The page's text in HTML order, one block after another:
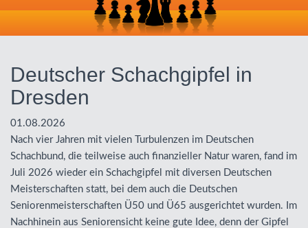
Deutscher Schachgipfel in
Dresden
01.08.2026
Nach vier Jahren mit vielen Turbulenzen im Deutschen
Schachbund, die teilweise auch finanzieller Natur waren, fand im
Juli 2026 wieder ein Schachgipfel mit diversen Deutschen
Meisterschaften statt, bei dem auch die Deutschen
Seniorenmeisterschaften Ü50 und Ü65 ausgerichtet wurden. Im
Nachhinein aus Seniorensicht keine gute Idee, denn der Gipfel